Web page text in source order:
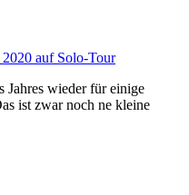
auf Solo-Tour
Jahres wieder für einige
ist zwar noch ne kleine